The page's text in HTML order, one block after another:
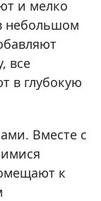
и мелко
небольшом
все
в глубокую
Вместе с
к